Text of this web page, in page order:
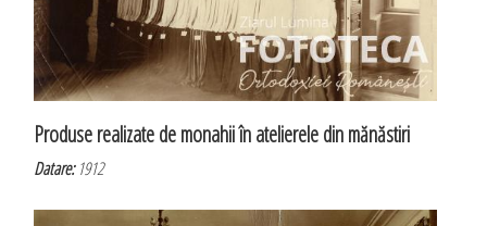
Produse realizate de monahii în atelierele din mănăstiri
Datare:1912